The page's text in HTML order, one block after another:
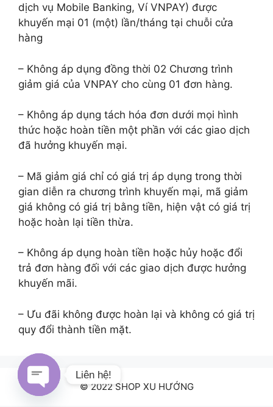
dịch vụ Mobile Banking, Ví VNPAY) được
khuyến mại 01 (một) lần/tháng tại chuỗi cửa
hàng
– Không áp dụng đồng thời 02 Chương trình
giảm giá của VNPAY cho cùng 01 đơn hàng.
– Không áp dụng tách hóa đơn dưới mọi hình
thức hoặc hoàn tiền một phần với các giao dịch
đã hưởng khuyến mại.
– Mã giảm giá chỉ có giá trị áp dụng trong thời
gian diễn ra chương trình khuyến mại, mã giảm
giá không có giá trị bằng tiền, hiện vật có giá trị
hoặc hoàn lại tiền thừa.
– Không áp dụng hoàn tiền hoặc hủy hoặc đổi
trả đơn hàng đối với các giao dịch được hưởng
khuyến mãi.
– Ưu đãi không được hoàn lại và không có giá trị
quy đổi thành tiền mặt.
© 2022 SHOP XU HƯỚNG
Liên hệ!